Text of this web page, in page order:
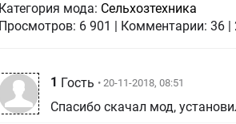
Категория мода: Сельхозтехника
Просмотров: 6 901 Комментарии: 36 |
1 Гость • 20-11-2018, 08:51
Спасибо скачал мод,